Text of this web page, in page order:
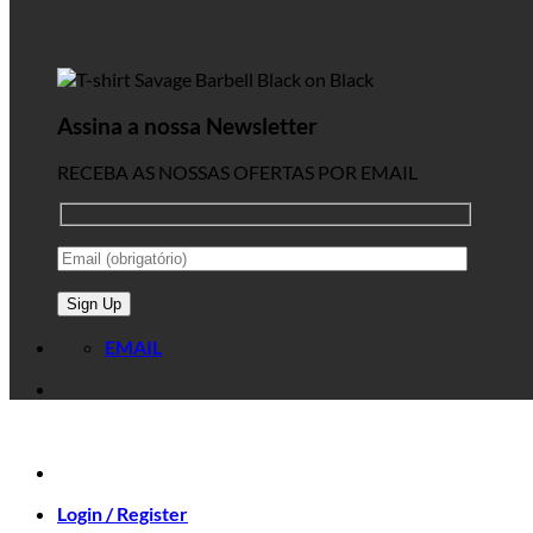
Assina a nossa Newsletter
RECEBA AS NOSSAS OFERTAS POR EMAIL
EMAIL
Login / Register